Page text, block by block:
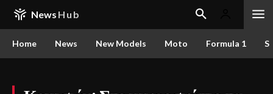
News Hub
Home News New Models Moto Formula 1